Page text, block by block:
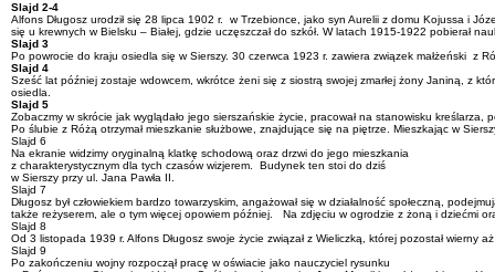
Slajd 2-4
Alfons Długosz urodził się 28 lipca 1902 r. w Trzebionce, jako syn Aurelii z domu Kojussa i
się u krewnych w Bielsku – Białej, gdzie uczęszczał do szkół. W latach 1915-1922 pobierał
Slajd 3
Po powrocie do kraju osiedla się w Sierszy. 30 czerwca 1923 r. zawiera związek małżeński
Slajd 4
Sześć lat później zostaje wdowcem, wkrótce żeni się z siostrą swojej zmarłej żony Janiną, z
osiedla.
Slajd 5
Zobaczmy w skrócie jak wyglądało jego sierszańskie życie, pracował na stanowisku
Po ślubie z Różą otrzymał mieszkanie służbowe, znajdujące się na piętrze. Mieszkając w
Slajd 6
Na ekranie widzimy oryginalną klatkę schodową oraz drzwi do jego mieszkania
z charakterystycznym dla tych czasów wizjerem. Budynek ten stoi do dziś
w Sierszy przy ul. Jana Pawła II.
Slajd 7
Długosz był człowiekiem bardzo towarzyskim, angażował się w działalność społeczną,
także reżyserem, ale o tym więcej opowiem później. Na zdjęciu w ogrodzie z żoną i dziećmi
Slajd 8
Od 3 listopada 1939 r. Alfons Długosz swoje życie związał z Wieliczką, której pozostał wierny
Slajd 9
Po zakończeniu wojny rozpoczął pracę w oświacie jako nauczyciel rysunku